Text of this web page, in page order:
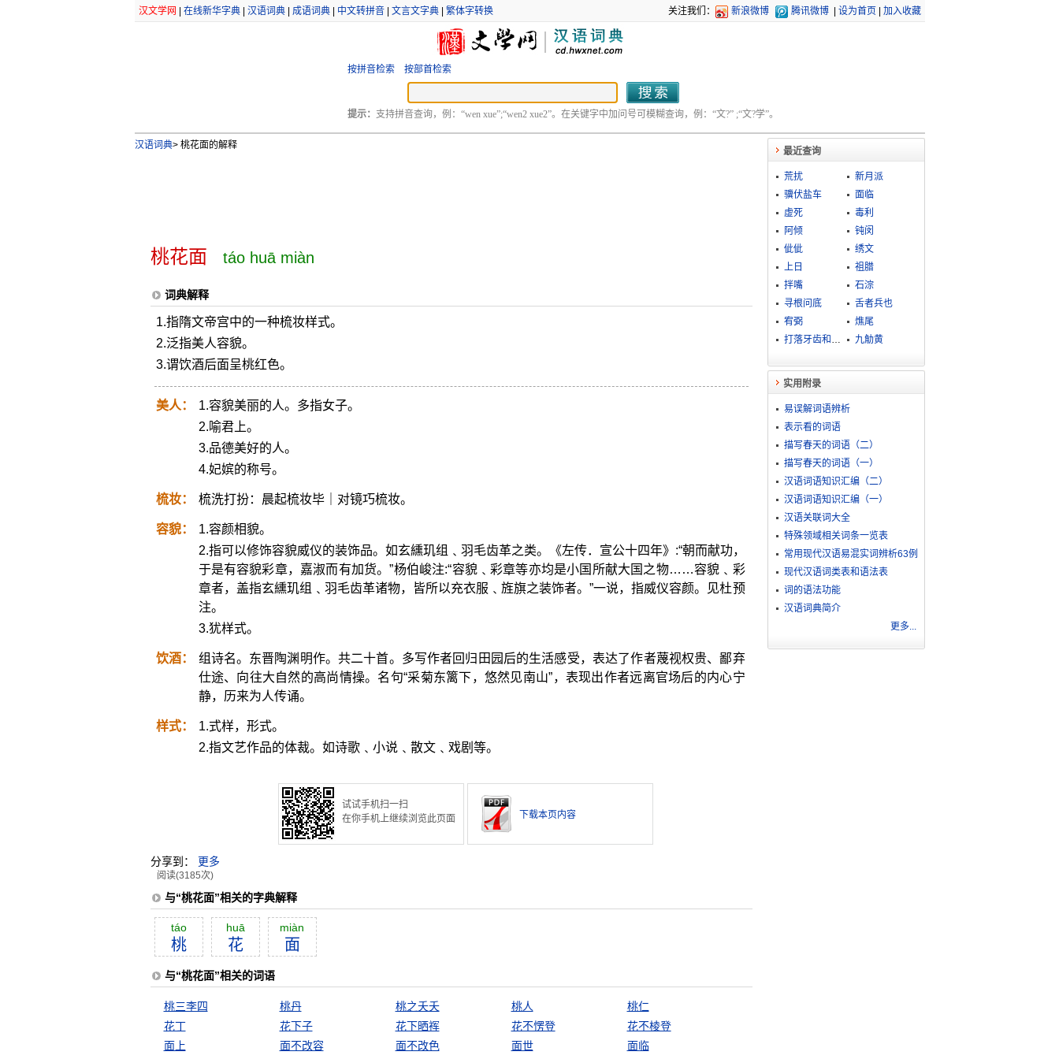
汉文学网 在线新华字典| 汉语词典| 成语词典| 中文转拼音| 文言文字典| 繁体字转换 关注我们： 新浪微博 腾讯微博 设为首页 加入收藏
按拼音检索 按部首检索
提示： 支持拼音查询，例：“wen xue”;“wen2 xue2”。在关键字中加问号可模糊查询，例：“文?” ;“文?学”。
汉语词典>桃花面的解释
桃花面 táo huā miàn
词典解释
1.指隋文帝宫中的一种梳妆样式。
2.泛指美人容貌。
3.谓饮酒后面呈桃红色。
美人：
1.容貌美丽的人。多指女子。
2.喻君上。
3.品德美好的人。
4.妃嫔的称号。
梳妆： 梳洗打扮：晨起梳妆毕｜对镜巧梳妆。
容貌：
1.容颜相貌。
2.指可以修饰容貌威仪的装饰品。如玄纁玑组﹑羽毛齿革之类。《左传．宣公十四年》:“朝而献功，
于是有容貌彩章，嘉淑而有加货。”杨伯峻注:“容貌﹑彩章等亦均是小国所献大国之物……容貌﹑彩
章者，盖指玄纁玑组﹑羽毛齿革诸物，皆所以充衣服﹑旌旗之装饰者。”一说，指威仪容颜。见杜预
注。
3.犹样式。
饮酒：
组诗名。东晋陶渊明作。共二十首。多写作者回归田园后的生活感受，表达了作者蔑视权贵、鄙弃
仕途、向往大自然的高尚情操。名句“采菊东篱下，悠然见南山”，表现出作者远离官场后的内心宁
静，历来为人传诵。
样式：
1.式样，形式。
2.指文艺作品的体裁。如诗歌﹑小说﹑散文﹑戏剧等。
试试手机扫一扫
在你手机上继续浏览此页面
下载本页内容
分享到： 更多
阅读(3185次)
与“桃花面”相关的字典解释
táo
桃
huā
花
miàn
面
与“桃花面”相关的词语
桃三李四 桃丹 桃之夭夭 桃人
桃仁
花丁
花下子 花下晒裈 花不愣登
花不棱登
面上
面不改容 面不改色 面世 面临
最近查询
荒扰
新月派
骥伏盐车
面临
虚死
毒利
阿倾
钝闵
佌佌
绣文
上日
祖腊
拌嘴
石淙
寻根问底
舌者兵也
宥弼
燋尾
打落牙齿和血吞
九觔黄
实用附录
易误解词语辨析
表示看的词语
描写春天的词语（二）
描写春天的词语（一）
汉语词语知识汇编（二）
汉语词语知识汇编（一）
汉语关联词大全
特殊领域相关词条一览表
常用现代汉语易混实词辨析63例
现代汉语词类表和语法表
词的语法功能
汉语词典简介
更多...